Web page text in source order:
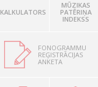
KALKULATORS
MŪZIKAS
PATĒRIŅA
INDEKSS
FONOGRAMMU
REĢISTRĀCIJAS
ANKETA